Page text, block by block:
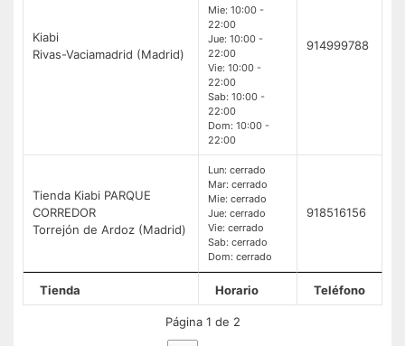
Kiabi
Rivas-Vaciamadrid (Madrid)
Mie: 10:00 -
22:00
Jue: 10:00 -
22:00
Vie: 10:00 -
22:00
Sab: 10:00 -
22:00
Dom: 10:00 -
22:00
914999788
Tienda Kiabi PARQUE
CORREDOR
Torrejón de Ardoz (Madrid)
Lun: cerrado
Mar: cerrado
Mie: cerrado
Jue: cerrado
Vie: cerrado
Sab: cerrado
Dom: cerrado
918516156
Tienda Horario Teléfono
Página 1 de 2